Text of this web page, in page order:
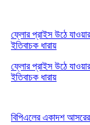
ফ্লোর প্রাইস উঠে
ইতিবাচক ধারায়
ফ্লোর প্রাইস উঠে
ইতিবাচক ধারায়
বিপিএলের একাদশ